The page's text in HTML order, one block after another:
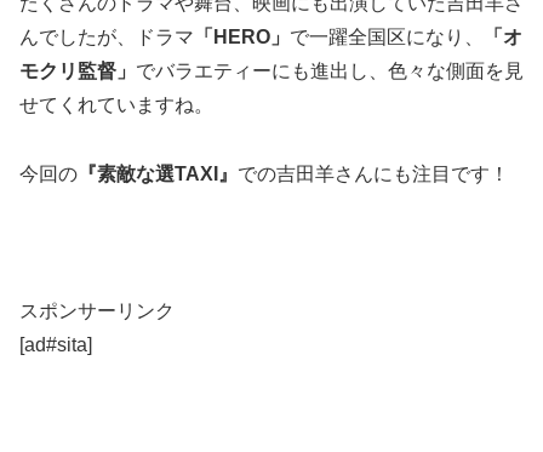
んでしたが、ドラマ 「HERO」 で一躍全国区になり、
「オ
モクリ監督」 でバラエティーにも進出し、色々な側面を見
せてくれていますね。
今回の 『素敵な選TAXI』 での吉田羊さんにも注目です！
スポンサーリンク
[ad#sita]